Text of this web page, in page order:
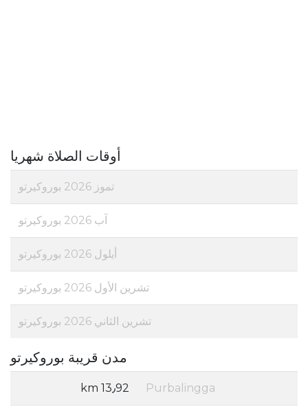
أوقات الصلاة شهريا
تموز 2026 بوروكيرتو
آب 2026 بوروكيرتو
أيلول 2026 بوروكيرتو
تشرين الأول 2026 بوروكيرتو
تشرين الثاني 2026 بوروكيرتو
مدن قريبة بوروكيرتو
Purbalingga 13٫92 km